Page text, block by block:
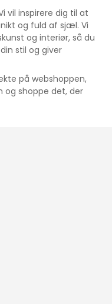
vil inspirere dig til at
og fuld af sjæl. Vi
og interiør, så du
stil og giver
på webshoppen,
og shoppe det, der